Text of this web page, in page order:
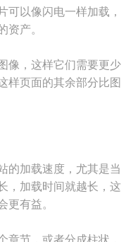
可以像闪电一样加载，
资产。
像，这样它们需要更少
样页面的其余部分比图
的加载速度，尤其是当
，加载时间就越长，这
更有益。